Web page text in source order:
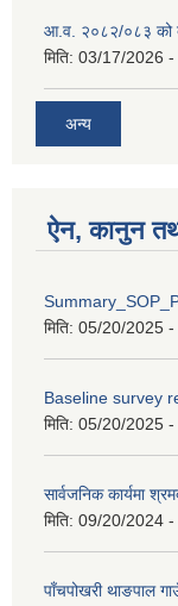
आ.व. २०८२/०८३ को
मिति: 03/17/2026
अन्य
ऐन, कानुन
मिति: 05/20/2025 -
Baseline survey
मिति: 05/20/2025
सार्वजनिक कार्यमा
मिति: 09/20/2024 -
पाँचपोखरी थाङपाल